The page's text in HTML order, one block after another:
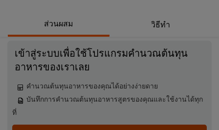
ส่วนผสม วิธีทำ
เข้าสู่ระบบเพื่อใช้โปรแกรมคำนวณต้นทุน
อาหารของเราเลย
คำนวณต้นทุนอาหารของคุณได้อย่างง่ายดาย
บันทึกการคำนวณต้นทุนอาหารสูตรของคุณและใช้งานได้ทุก
ที่